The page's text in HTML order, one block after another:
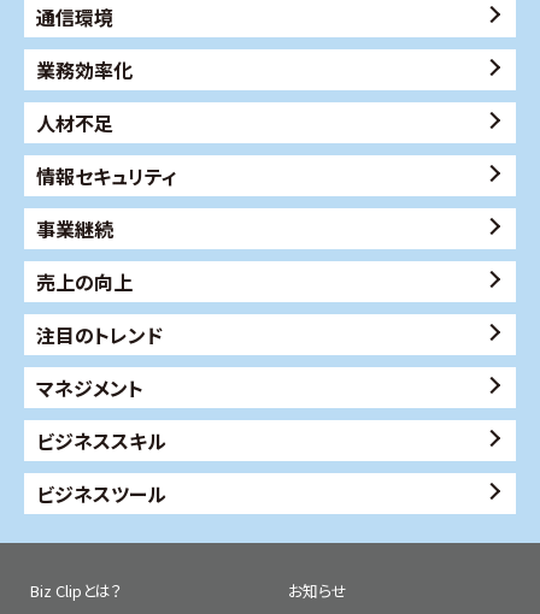
通信環境
業務効率化
人材不足
情報セキュリティ
事業継続
売上の向上
注目のトレンド
マネジメント
ビジネススキル
ビジネスツール
Biz Clipとは？ お知らせ